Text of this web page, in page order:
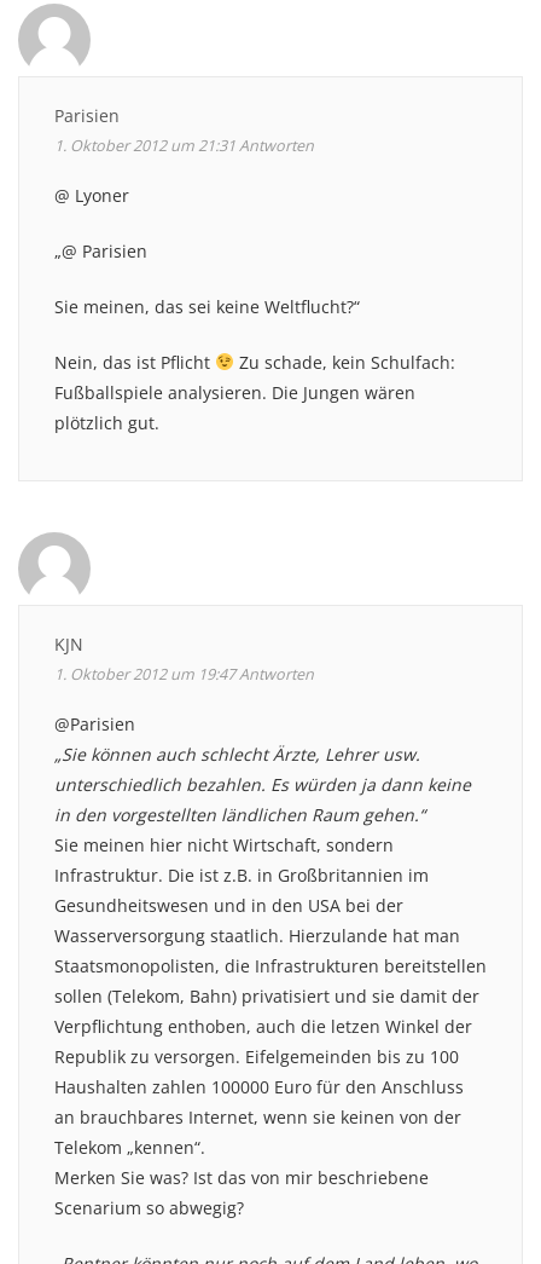
Parisien
1. Oktober 2012 um 21:31Antworten
@ Lyoner
„@ Parisien
Sie meinen, das sei keine Weltflucht?“
Nein, das ist Pflicht
Zu schade, kein Schulfach:
Fußballspiele analysieren. Die Jungen wären
plötzlich gut.
KJN
1. Oktober 2012 um 19:47Antworten
@Parisien
„Sie können auch schlecht Ärzte, Lehrer usw.
unterschiedlich bezahlen. Es würden ja dann keine
in den vorgestellten ländlichen Raum gehen.“
Sie meinen hier nicht Wirtschaft, sondern
Infrastruktur. Die ist z.B. in Großbritannien im
Gesundheitswesen und in den USA bei der
Wasserversorgung staatlich. Hierzulande hat man
Staatsmonopolisten, die Infrastrukturen bereitstellen
sollen (Telekom, Bahn) privatisiert und sie damit der
Verpflichtung enthoben, auch die letzen Winkel der
Republik zu versorgen. Eifelgemeinden bis zu 100
Haushalten zahlen 100000 Euro für den Anschluss
an brauchbares Internet, wenn sie keinen von der
Telekom „kennen“.
Merken Sie was? Ist das von mir beschriebene
Scenarium so abwegig?